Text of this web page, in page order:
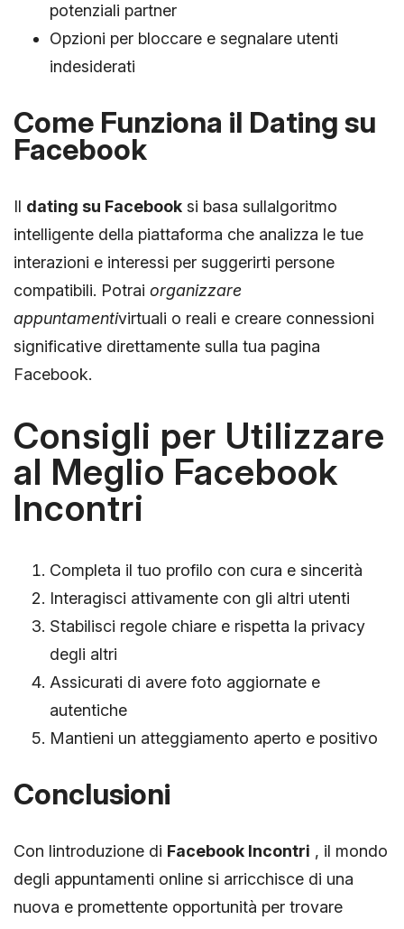
potenziali partner
Opzioni per bloccare e segnalare utenti
indesiderati
Come Funziona il Dating su
Facebook
Il dating su Facebook si basa sullalgoritmo
intelligente della piattaforma che analizza le tue
interazioni e interessi per suggerirti persone
compatibili. Potrai organizzare
appuntamentivirtuali o reali e creare connessioni
significative direttamente sulla tua pagina
Facebook.
Consigli per Utilizzare
al Meglio Facebook
Incontri
Completa il tuo profilo con cura e sincerità
Interagisci attivamente con gli altri utenti
Stabilisci regole chiare e rispetta la privacy
degli altri
Assicurati di avere foto aggiornate e
autentiche
Mantieni un atteggiamento aperto e positivo
Conclusioni
Con lintroduzione di Facebook Incontri , il mondo
degli appuntamenti online si arricchisce di una
nuova e promettente opportunità per trovare